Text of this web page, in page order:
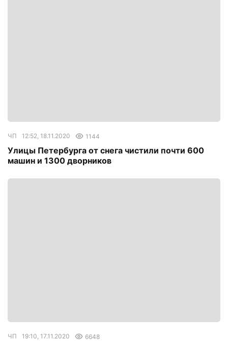
ЧП 12:52, 18.11.2020 1144
Улицы Петербурга от снега чистили почти 600
машин и 1300 дворников
ЧП 19:10, 17.11.2020 6648